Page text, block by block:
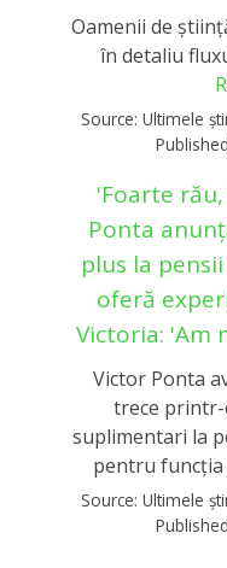
Oamenii de
în detaliu
Source: Ultimele
'Foarte
Ponta
plus la
oferă
Victoria: 'Am
Victor Ponta
trece
suplimentari la
pentru funcția
Source: Ultimele